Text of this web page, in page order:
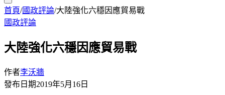
首頁/國政評論/大陸強化六穩因應貿易戰
國政評論
大陸強化六穩因應貿易戰
作者李沃牆
發布日期2019年5月16日